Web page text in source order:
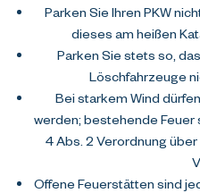
Parken Sie Ihren PKW
dieses am heißen
Parken Sie stets so,
Löschfahrzeuge
Bei starkem Wind
werden; bestehende Feuer
4 Abs. 2 Verordnung
Offene Feuerstätten sind